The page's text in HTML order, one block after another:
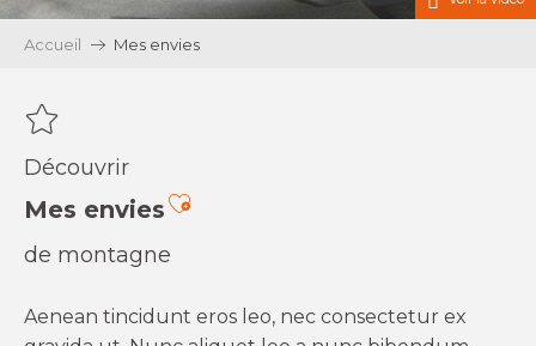
Accueil Mes envies
Découvrir
Mes enviesAjouter aux favoris
de montagne
Aenean tincidunt eros leo, nec consectetur ex